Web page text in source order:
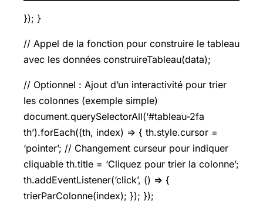
}); }
// Appel de la fonction pour construire le tableau
avec les données construireTableau(data);
// Optionnel : Ajout d’un interactivité pour trier
les colonnes (exemple simple)
document.querySelectorAll(‘#tableau-2fa
th’).forEach((th, index) => { th.style.cursor =
‘pointer’; // Changement curseur pour indiquer
cliquable th.title = ‘Cliquez pour trier la colonne’;
th.addEventListener(‘click’, () => {
trierParColonne(index); }); });